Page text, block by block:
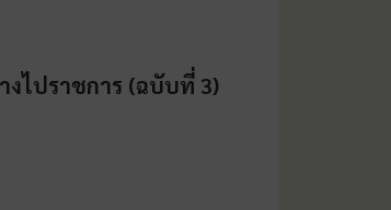
งไปราชการ (ฉบับที่ 3)